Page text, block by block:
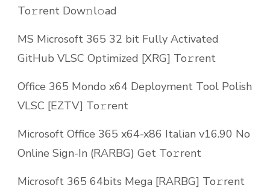
To𝚛rent Dow𝚗l𝚘ad
MS Microsoft 365 32 bit Fully Activated
GitHub VLSC Optimized [XRG] To𝚛rent
Office 365 Mondo x64 Deployment Tool Polish
VLSC [EZTV] To𝚛rent
Microsoft Office 365 x64-x86 Italian v16.90 No
Online Sign-In (RARBG) Get To𝚛rent
Microsoft 365 64bits Mega [RARBG] To𝚛rent